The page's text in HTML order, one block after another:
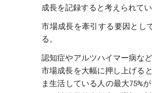
成長を記録すると考えられてい
市場成長を牽引する要因とし
る。
認知症やアルツハイマー病な
市場成長を大幅に押し上げる
ま生活している人の最大75%